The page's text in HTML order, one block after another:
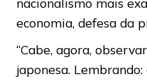
economia, defesa da
“Cabe, agora,
japonesa.